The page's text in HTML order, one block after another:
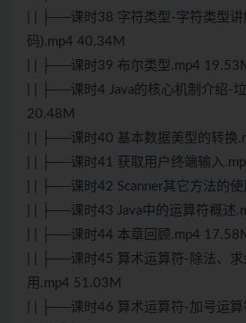
| | ├──课时38 字符类型-字符类型
码).mp4 40.34M
| | ├──课时39 布尔类型.mp4
| | ├──课时4 Java的核心机制介绍-
20.48M
| | ├──课时40 基本数据美型的转换
| | ├──课时41 获取用户终端输入
| | ├──课时42 Scanner其它方法的
| | ├──课时43 Java中的运算符概述
| | ├──课时44 本章回顾.mp4
| | ├──课时45 算术运算符-除法、
用.mp4 51.03M
| | ├──课时46 算术运算符-加号运算